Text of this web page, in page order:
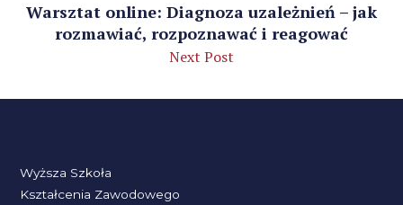
Warsztat online: Diagnoza uzależnień – jak
rozmawiać, rozpoznawać i reagować
Next Post
Wyższa Szkoła
Kształcenia Zawodowego